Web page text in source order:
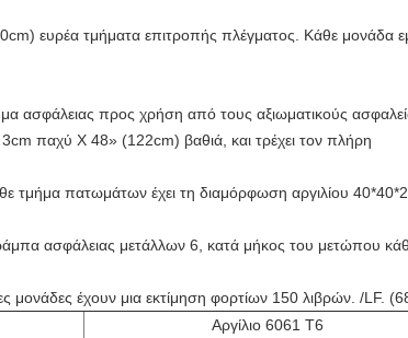
ευρέα τμήματα επιτροπής πλέγματος. Κάθε μονάδα
ασφάλειας προς χρήση από τους αξιωματικούς
παχύ Χ 48» (122cm) βαθιά, και τρέχει τον πλήρη
τμήμα πατωμάτων έχει τη διαμόρφωση αργιλίου
ασφάλειας μετάλλων 6, κατά μήκος του μετώπου
μονάδες έχουν μια εκτίμηση φορτίων 150 λιβρών. /LF.
Αργίλιο 6061 T6